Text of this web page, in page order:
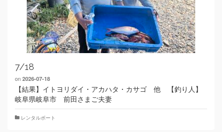
7/18
on 2026-07-18
【結果】イトヨリダイ・アカハタ・カサゴ 他 【釣り人】
岐阜県岐阜市 前田さまご夫妻
レンタルボート